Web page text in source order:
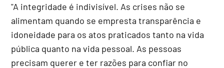
"A integridade é indivisível. As crises não se
alimentam quando se empresta transparência e
idoneidade para os atos praticados tanto na vida
pública quanto na vida pessoal. As pessoas
precisam querer e ter razões para confiar no